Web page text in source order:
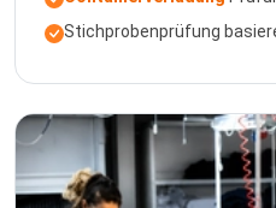
Stichprobenprüfung